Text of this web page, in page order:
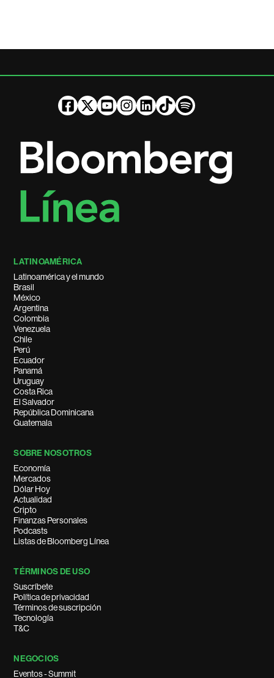
LATINOAMÉRICA
Latinoamérica y el mundo
Brasil
México
Argentina
Colombia
Venezuela
Chile
Perú
Ecuador
Panamá
Uruguay
Costa Rica
El Salvador
República Dominicana
Guatemala
SOBRE NOSOTROS
Economía
Mercados
Dólar Hoy
Actualidad
Cripto
Finanzas Personales
Podcasts
Listas de Bloomberg Línea
TÉRMINOS DE USO
Suscríbete
Política de privacidad
Términos de suscripción
Tecnología
T&C
NEGOCIOS
Eventos - Summit